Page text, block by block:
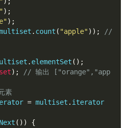
);
);
. count ( "apple"));
//
. elementSet ();
set);
// 输出 ["orange","app
素
= multiset . iterator
())
{